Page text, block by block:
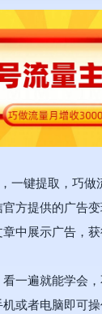
一键提取，巧
方提供的广告
中展示广告，
一遍就能学会
或者电脑即可